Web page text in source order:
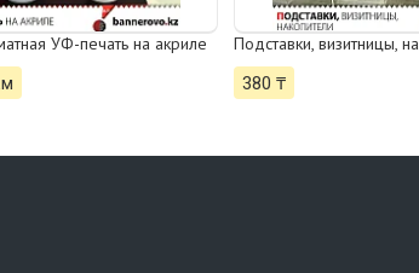
УФ-печать на акриле
Подставки, визитницы,
380 ₸